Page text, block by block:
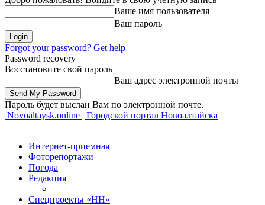
Ваше имя пользователя
Ваш пароль
Forgot your password? Get help
Password recovery
Восстановите свой пароль
Ваш адрес электронной почты
Пароль будет выслан Вам по электронной почте.
Novoaltaysk.online | Городской портал Новоалтайска
Интернет-приемная
Фоторепортажи
Погода
Редакция
Спецпроекты «НН»